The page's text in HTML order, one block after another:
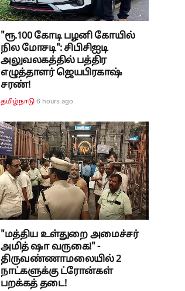
"ரூ.100 கோடி பழனி கோயில்
நில மோசடி": சிபிசிஐடி
அலுவலகத்தில் பத்திர
எழுத்தாளர் ஜெயபிரகாஷ்
சரண்!
தமிழ்நாடு 6 hours ago
"மத்திய உள்துறை அமைச்சர்
அமித் ஷா வருகை!" -
திருவண்ணாமலையில் 2
நாட்களுக்கு ட்ரோன்கள்
பறக்கத் தடை!